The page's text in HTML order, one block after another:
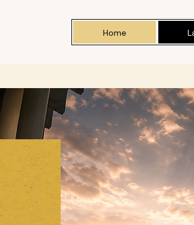
Home